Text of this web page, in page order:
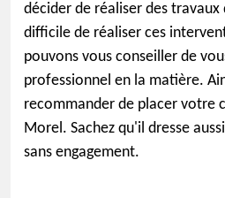
décider de réaliser des
difficile de réaliser ces
pouvons vous conseiller de
professionnel en la matière.
recommander de placer votre
Morel. Sachez qu'il dresse
sans engagement.